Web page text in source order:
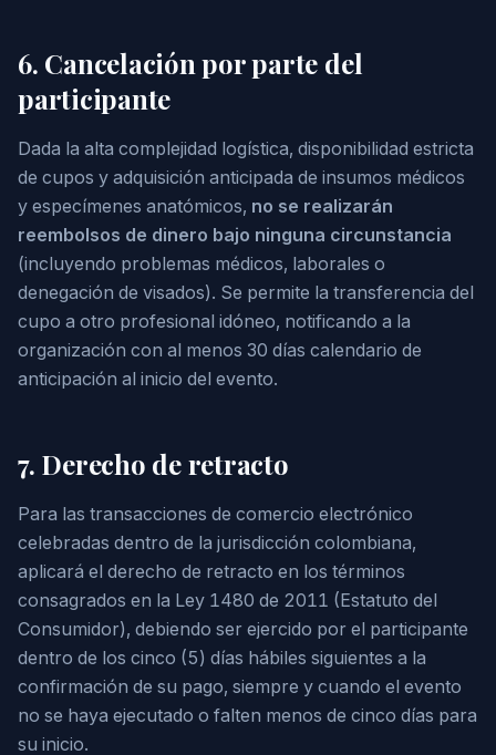
6. Cancelación por parte del
participante
Dada la alta complejidad logística, disponibilidad estricta
de cupos y adquisición anticipada de insumos médicos
y especímenes anatómicos, no se realizarán
reembolsos de dinero bajo ninguna circunstancia
(incluyendo problemas médicos, laborales o
denegación de visados). Se permite la transferencia del
cupo a otro profesional idóneo, notificando a la
organización con al menos 30 días calendario de
anticipación al inicio del evento.
7. Derecho de retracto
Para las transacciones de comercio electrónico
celebradas dentro de la jurisdicción colombiana,
aplicará el derecho de retracto en los términos
consagrados en la Ley 1480 de 2011 (Estatuto del
Consumidor), debiendo ser ejercido por el participante
dentro de los cinco (5) días hábiles siguientes a la
confirmación de su pago, siempre y cuando el evento
no se haya ejecutado o falten menos de cinco días para
su inicio.